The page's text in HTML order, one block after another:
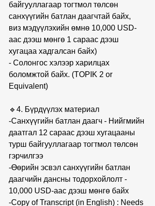
байгууллагаар тогтмол төлсөн
санхүүгийн батлан даагчтай байх,
виз мэдүүлэхийн өмнө 10,000 USD-
аас дээш мөнгө 1 сараас дээш
хугацаа хадгалсан байх)
- Солонгос хэлээр харилцах
боломжтой байх. (TOPIK 2 or
Equivalent)
🔹4. Бүрдүүлэх материал
-Санхүүгийн батлан даагч - Нийгмийн
даатгал 12 сараас дээш хугацааны
турш байгууллагаар тогтмол төлсөн
гэрчилгээ
-Өөрийн эсвэл санхүүгийн батлан
даагчийн дансны тодорхойлолт -
10,000 USD-аас дээш мөнгө байх
-Copy of Transcript (in English) : Needs